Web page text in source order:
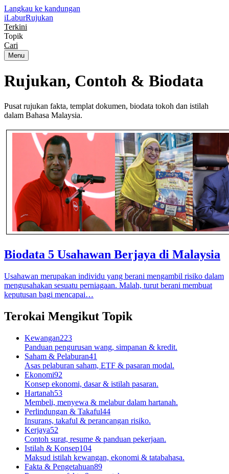
Langkau ke kandungan
iLaburRujukan
Terkini
Topik
Cari
Menu
Rujukan, Contoh & Biodata
Pusat rujukan fakta, templat dokumen, biodata tokoh dan istilah
dalam Bahasa Malaysia.
Biodata 5 Usahawan Berjaya di Malaysia
Usahawan merupakan individu yang berani mengambil risiko dalam
mengusahakan sesuatu perniagaan. Malah, turut berani membuat
keputusan bagi mencapai…
Terokai Mengikut Topik
Kewangan223
Panduan pengurusan wang, simpanan & kredit.
Saham & Pelaburan41
Asas pelaburan saham, ETF & pasaran modal.
Ekonomi92
Konsep ekonomi, dasar & istilah pasaran.
Hartanah53
Membeli, menyewa & melabur dalam hartanah.
Perlindungan & Takaful44
Insurans, takaful & perancangan risiko.
Kerjaya52
Contoh surat, resume & panduan pekerjaan.
Istilah & Konsep104
Maksud istilah kewangan, ekonomi & tatabahasa.
Fakta & Pengetahuan89